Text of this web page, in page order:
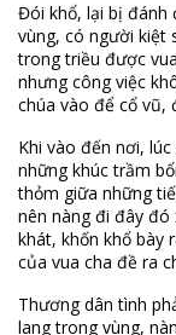
Đói khổ, lại bị đánh
vùng, có người kiệt
trong triều được
nhưng công việc
chúa vào để cổ vũ,
Khi vào đến nơi,
những khúc trầm
thỏm giữa những
nên nàng đi đây
khát, khốn khổ bày
của vua cha đề ra
Thương dân tình
lang trong vùng,